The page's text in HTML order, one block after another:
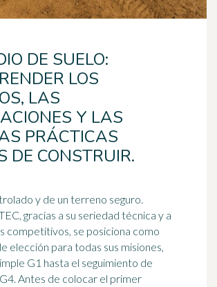
DE SUELO:
LOS
LAS
Y LAS
PRÁCTICAS
DE CONSTRUIR.
y de un terreno seguro.
gracias a su seriedad técnica y a
competitivos, se posiciona como
elección para todas sus misiones,
G1 hasta el seguimiento de
Antes de colocar el primer